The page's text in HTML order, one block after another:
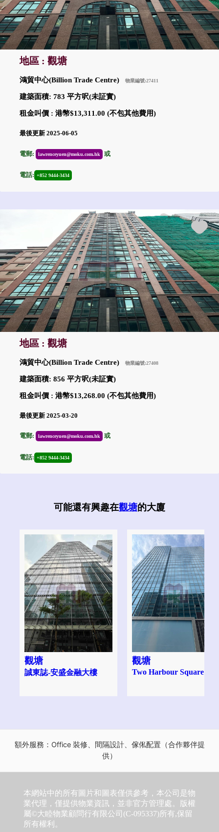
地區 : 觀塘
鴻貿中心(Billion Trade Centre) 物業編號:27411
建築面積: 783 平方呎(未証實)
租金叫價 : 港幣$13,311.00 (不包其他費用)
最後更新 2025-06-05
電郵: lawrenceyuen@moku.com.hk 或
電話: +852 9444-3434
地區 : 觀塘
鴻貿中心(Billion Trade Centre) 物業編號:27408
建築面積: 856 平方呎(未証實)
租金叫價 : 港幣$13,268.00 (不包其他費用)
最後更新 2025-03-20
電郵: lawrenceyuen@moku.com.hk 或
電話: +852 9444-3434
可能還有興趣在觀塘的大廈
觀塘
誠東誌-安盛金融大樓
觀塘
Two Harbour Square
額外服務：Office 裝修、間隔設計、傢俬配置（合作夥伴提
供）
本網站中的所有圖片和圖表僅供參考，本公司是物
業代理，僅提供物業資訊，並非官方管理處。版權
屬©大睦物業顧問行有限公司(C-095337)所有,保留
所有權利。